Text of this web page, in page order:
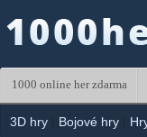
1000 online her zdarma
3D hry Bojové hry